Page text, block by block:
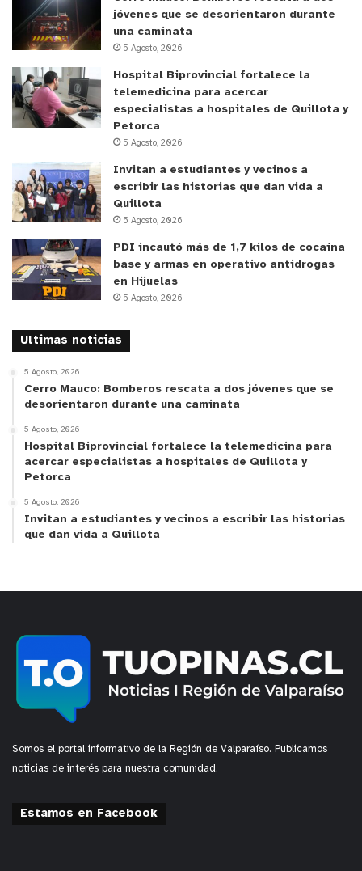
busca dar un primer paso para que las
participantes se desenvuelvan dentro de su propio
emprendimiento asociado a la gasfitería”.
y tú, ¿qué opinas?
jóvenes que se desorientaron durante
una caminata
5 Agosto, 2026
Hospital Biprovincial fortalece la
telemedicina para acercar
especialistas a hospitales de Quillota y
Petorca
5 Agosto, 2026
Invitan a estudiantes y vecinos a
escribir las historias que dan vida a
Quillota
5 Agosto, 2026
PDI incautó más de 1,7 kilos de cocaína
base y armas en operativo antidrogas
en Hijuelas
5 Agosto, 2026
Ultimas noticias
5 Agosto, 2026
Cerro Mauco: Bomberos rescata a dos jóvenes que se
desorientaron durante una caminata
5 Agosto, 2026
Hospital Biprovincial fortalece la telemedicina para
acercar especialistas a hospitales de Quillota y
Petorca
5 Agosto, 2026
Invitan a estudiantes y vecinos a escribir las historias
que dan vida a Quillota
Somos el portal informativo de la Región de Valparaíso. Publicamos
noticias de interés para nuestra comunidad.
Estamos en Facebook